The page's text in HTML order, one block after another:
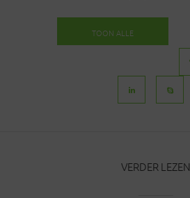
TOON ALLE
VERDER LEZEN